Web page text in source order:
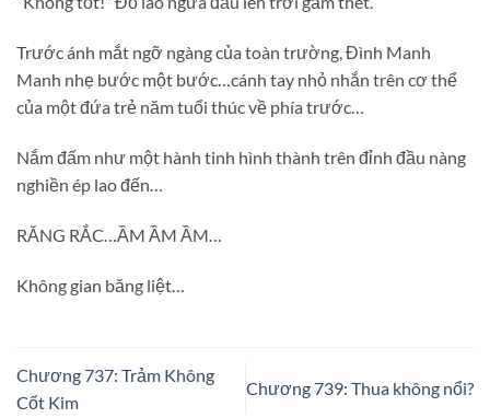
Trước ánh mắt ngỡ ngàng của toàn trường, Đình Manh
Manh nhẹ bước một bước…cánh tay nhỏ nhắn trên cơ thể
của một đứa trẻ năm tuổi thúc về phía trước…
Nắm đấm như một hành tinh hình thành trên đỉnh đầu nàng
nghiền ép lao đến…
RĂNG RẮC…ẦM ẦM ẦM…
Không gian băng liệt…
Chương 737: Trảm Không
Cốt Kim
Chương 739: Thua không nổi?